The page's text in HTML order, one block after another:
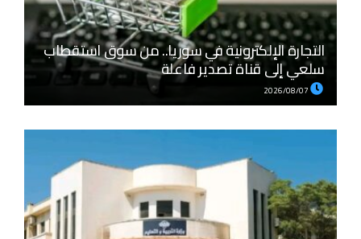
التجارة الإلكترونية في سوريا.. من سوق استقطاب
سلعي إلى قناة تصدير فاعلة